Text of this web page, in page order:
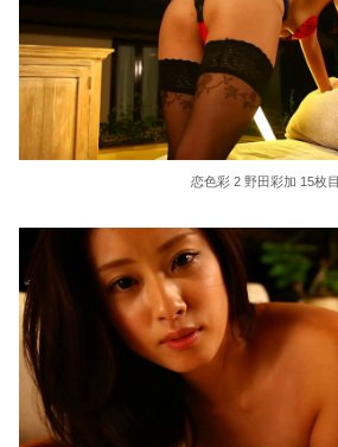
恋色彩 2 野田彩加 15枚目